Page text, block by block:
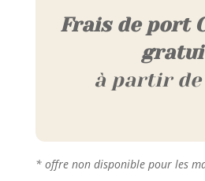
Frais de port
à partir de
* offre non disponible pour les